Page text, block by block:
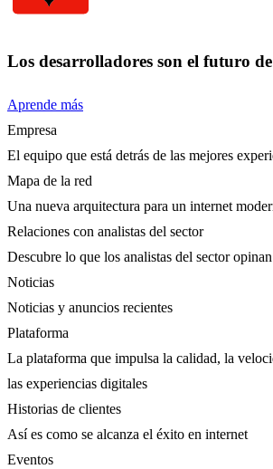
Los desarrolladores son el futuro de
Aprende más
Empresa
El equipo que está detrás de las mejores
Mapa de la red
Una nueva arquitectura para un internet
Relaciones con analistas del sector
Descubre lo que los analistas del sector
Noticias
Noticias y anuncios recientes
Plataforma
La plataforma que impulsa la calidad, la
las experiencias digitales
Historias de clientes
Así es como se alcanza el éxito en internet
Eventos